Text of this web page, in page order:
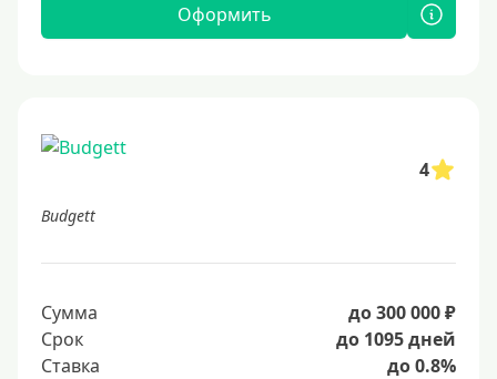
Оформить
4
Budgett
Сумма
до 300 000 ₽
Срок
до 1095 дней
Ставка
до 0.8%